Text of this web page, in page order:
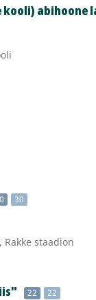
kooli)
30
Rakke staadion
22 22